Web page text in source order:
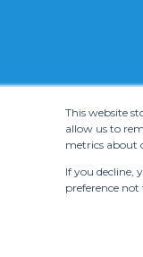
This website
allow us to
metrics about
If you decline,
preference not
2026 S.M.T.